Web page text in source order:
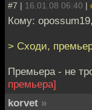
#7 | 16.01.08 06:40 |
Кому: opossum19,
> Сходи,
Премьера - не
премьера]
korvet »